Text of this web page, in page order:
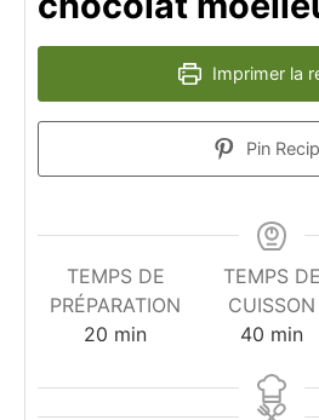
Imprimer la
Pin
TEMPS DE
PRÉPARATION
20 minutes
min
TEMPS DE
CUISSON
40 min